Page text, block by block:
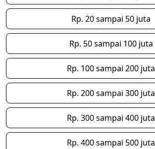
Rp. 20 sampai 50 juta
Rp. 50 sampai 100 juta
Rp. 100 sampai 200 juta
Rp. 200 sampai 300 juta
Rp. 300 sampai 400 juta
Rp. 400 sampai 500 juta